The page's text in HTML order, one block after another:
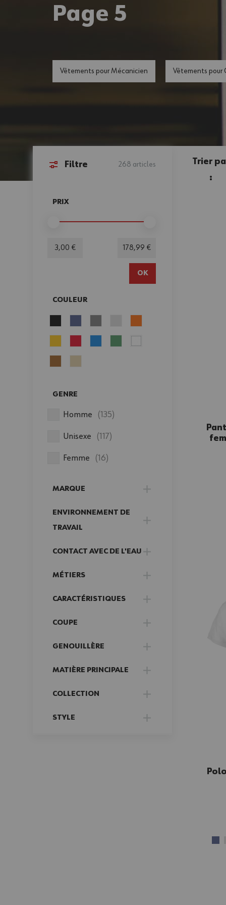
Page 5
Vêtements pour Mécanicien Vêtements pour
Filtre 268 articles
PRIX
Minimum value
3,00 €
Valeur maximale
178,99 €
OK
COULEUR
FILTER
GENRE
Homme (135produits disponibles
)
Unisexe (117produits disponibles
)
Femme (16produits disponibles
)
MARQUE
ENVIRONNEMENT DE
TRAVAIL
CONTACT AVEC DE L'EAU
MÉTIERS
CARACTÉRISTIQUES
COUPE
GENOUILLÈRE
MATIÈRE PRINCIPALE
COLLECTION
STYLE
Trier
: